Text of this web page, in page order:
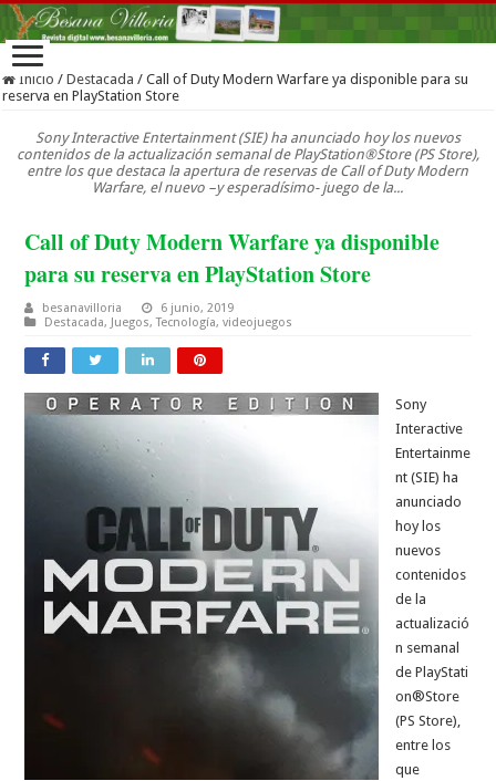
Inicio / Destacada / Call of Duty Modern Warfare ya disponible para su
reserva en PlayStation Store
Sony Interactive Entertainment (SIE) ha anunciado hoy los nuevos
contenidos de la actualización semanal de PlayStation®Store (PS Store),
entre los que destaca la apertura de reservas de Call of Duty Modern
Warfare, el nuevo –y esperadísimo- juego de la...
Call of Duty Modern Warfare ya disponible
para su reserva en PlayStation Store
besanavilloria
6 junio, 2019
Destacada, Juegos,Tecnología,videojuegos
Sony
Interactive
Entertainme
nt (SIE) ha
anunciado
hoy los
nuevos
contenidos
de la
actualizació
n semanal
de PlayStati
on®Store
(PS Store),
entre los
que